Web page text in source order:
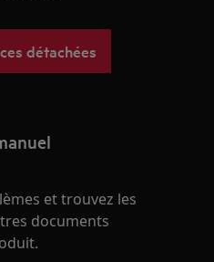
détachées
et trouvez les
documents